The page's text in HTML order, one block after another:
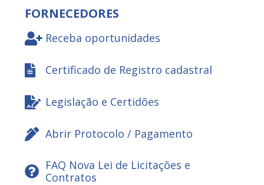
FORNECEDORES
Receba oportunidades
Certificado de Registro cadastral
Legislação e Certidões
Abrir Protocolo / Pagamento
FAQ Nova Lei de Licitações e
Contratos